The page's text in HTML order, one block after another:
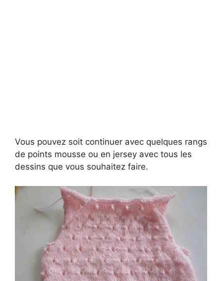
Vous pouvez soit continuer avec quelques rangs
de points mousse ou en jersey avec tous les
dessins que vous souhaitez faire.